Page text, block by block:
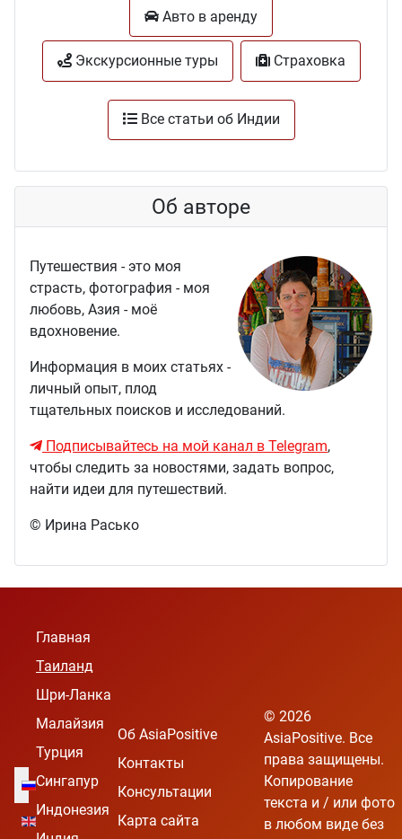
Авто в аренду
Экскурсионные туры Страховка
Все статьи об Индии
Об авторе
Путешествия - это моя
страсть, фотография - моя
любовь, Азия - моё
вдохновение.
Информация в моих статьях -
личный опыт, плод
тщательных поисков и исследований.
Подписывайтесь на мой канал в Telegram,
чтобы следить за новостями, задать вопрос,
найти идеи для путешествий.
© Ирина Расько
Выберите язык
Главная
Таиланд
Шри-Ланка
Малайзия
Турция
Сингапур
Индонезия
Об AsiaPositive
Контакты
Консультации
Карта сайта
© 2026
AsiaPositive. Все
права защищены.
Копирование
текста и / или фото
в любом виде без